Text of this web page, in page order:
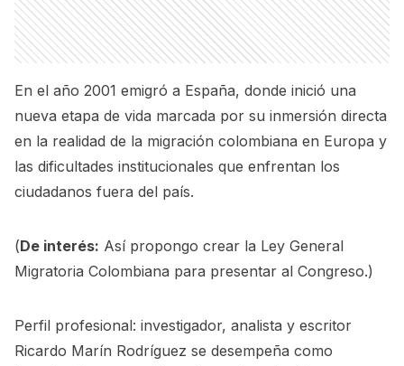
En el año 2001 emigró a España, donde inició una
nueva etapa de vida marcada por su inmersión directa
en la realidad de la migración colombiana en Europa y
las dificultades institucionales que enfrentan los
ciudadanos fuera del país.
(De interés: Así propongo crear la Ley General
Migratoria Colombiana para presentar al Congreso.)
Perfil profesional: investigador, analista y escritor
Ricardo Marín Rodríguez se desempeña como